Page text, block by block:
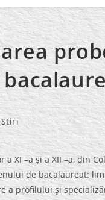
Stiri
XI –a şi a XII –a, din
de bacalaureat:
a profilului şi